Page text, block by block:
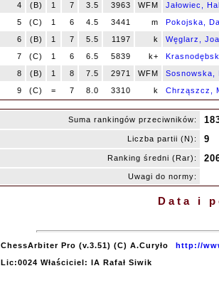
4
(B) 1 7 3.5 3963 WFM
Jałowiec,
5
(C) 1 6 4.5 3441 m
Pokojska,
6
(B) 1 7 5.5 1197 k
Węglarz,
7
(C) 1 6 6.5 5839 k+
8
(B) 1 8 7.5 2971 WFM
Sosnowska,
9
(C) = 7 8.0 3310 k Chrząszcz,
Suma rankingów przeciwników:
Liczba partii (N): 9
Ranking średni (Rar):
Uwagi do normy:
Data i
ChessArbiter Pro (v.3.51) (C) A.Curyło
http://
Lic:0024 Właściciel: IA Rafał Siwik